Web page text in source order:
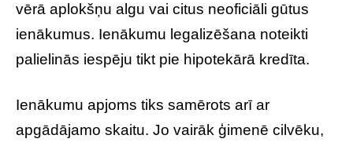
vērā aplokšņu algu vai citus neoficiāli gūtus
ienākumus. Ienākumu legalizēšana noteikti
palielinās iespēju tikt pie hipotekārā kredīta.
Ienākumu apjoms tiks samērots arī ar
apgādājamo skaitu. Jo vairāk ģimenē cilvēku,